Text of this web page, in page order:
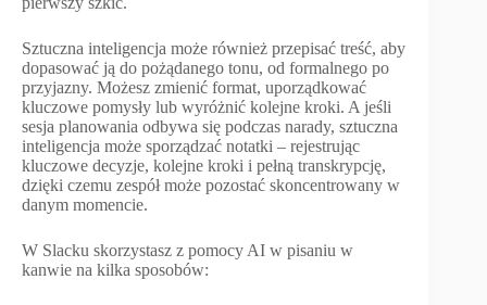
Sztuczna inteligencja może również przepisać treść, aby
dopasować ją do pożądanego tonu, od formalnego po
przyjazny. Możesz zmienić format, uporządkować
kluczowe pomysły lub wyróżnić kolejne kroki. A jeśli
sesja planowania odbywa się podczas narady, sztuczna
inteligencja może sporządzać notatki – rejestrując
kluczowe decyzje, kolejne kroki i pełną transkrypcję,
dzięki czemu zespół może pozostać skoncentrowany w
danym momencie.
W Slacku skorzystasz z pomocy AI w pisaniu w
kanwie na kilka sposobów: